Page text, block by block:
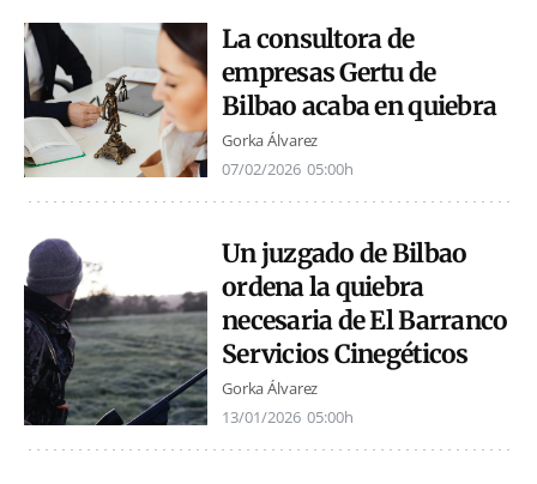
La consultora de
empresas Gertu de
Bilbao acaba en quiebra
Gorka Álvarez
07/02/2026 05:00h
Un juzgado de Bilbao
ordena la quiebra
necesaria de El Barranco
Servicios Cinegéticos
Gorka Álvarez
13/01/2026 05:00h